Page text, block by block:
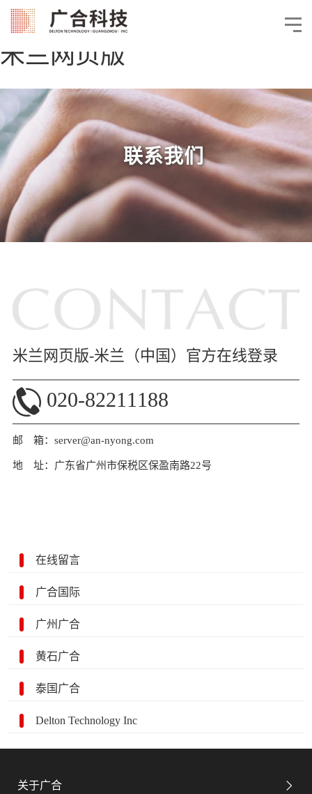
米兰网页版
联系我们
米兰网页版-米兰（中国）官方在线登录
020-82211188
邮 箱：server@an-nyong.com
地 址：广东省广州市保税区保盈南路22号
在线留言
广合国际
广州广合
黄石广合
泰国广合
Delton Technology Inc
关于广合